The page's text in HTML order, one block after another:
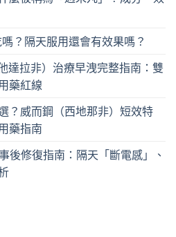
？隔天服用還會有效果嗎？
達拉非）治療早洩完整指南：雙
藥紅線
？威而鋼（西地那非）短效特
藥指南
後修復指南：隔天「斷電感」、